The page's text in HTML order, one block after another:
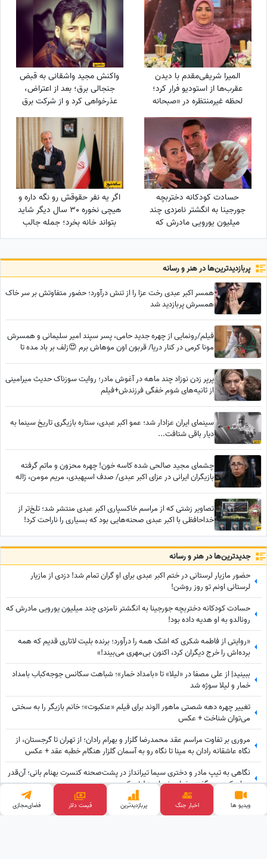
نکن + ویدئو
المیرا شریفی‌مقدم با دیدن
عقرب‌ها از استودیو فرار کرد؛
لحظه غیرمنتظره در «صبحانه
ایرانی» + ویدئو
واکنش مجید واشقانی به قبض
جنجالی برق؛ بعد از اعتراض،
عذرخواهی کرد و از شرکت برق
تشکر کرد
حسادت کودکانه دختربچه
جورجینا به انگشتر نامزدی چند
میلیون یورویی مادرش که
رونالدو به او هدیه داده بود!
اگر یه نفر حقوقش رو نگه داره و
هیچی نخوره 30 سال دیگر شاید
بتواند خانه بخرد؛ جمله جالب
پزشکیان که بار دیگر دست به
پربازدید‌ترین‌ها در هنر و رسانه
همسر اکبر عبدی رخت عزا را از تنش درآورد؛ حضور متفاوتش بر سر خاک
همسرش پربازدید شد
فیلم/رونمایی از چهره جدید حامی، پسر سپند امیر سلیمانی و همسرش
مونا کرمی در کنار دریا/ قربون اون موهاش برم 😍زلف بر باد مده تا
پرپر زدن نوزاد چند ماهه در آغوش مادر؛ روایت سوزناک حدیث میرامینی
از ثانیه‌های شوم خفگی فرزندش+فیلم
سینمای ایران عزادار شد؛ عمو اکبر عبدی، ستاره بازیگری تاریخ سینما به
دیار باقی شتافت...
چشمای مجید صالحی شده کاسه خون! چهره محزون و ماتم گرفته
بازیگران ایرانی در عزای اکبر عبدی/ صدف اسپهبدی، مریم مومن، ژاله
تصاویر زشتی که از مراسم خاکسپاری اکبر عبدی منتشر شد؛ تلخ‌تر از
خداحافظی با اکبر عبدی صحنه‌هایی بود که بسیاری را ناراحت کرد!
جدید‌ترین‌ها در هنر و رسانه
حضور مازیار لرستانی در ختم اکبر عبدی برای او گران تمام شد! دزدی از مازیار
لرستانی اونم تو روز روشن!
حسادت کودکانه دختربچه جورجینا به انگشتر نامزدی چند میلیون یورویی مادرش که
رونالدو به او هدیه داده بود!
«روایتی از فاطمه شکری که اشک همه را درآورد؛ برنده بلیت لاتاری قدیم که همه
برده‌اش را خرج دیگران کرد، اکنون بی‌مهری می‌بیند!»
ببینید| از علی مصفا در «لیلا» تا «بامداد خمار»؛ شباهت سکانس جوجه‌کباب بامداد
خمار و لیلا سوژه شد
تغییر چهره دهه شصتی ماهور الوند برای فیلم «عنکبوت»؛ خانم بازیگر را به سختی
می‌توان شناخت + عکس
مروری بر تفاوت مراسم عقد محمدرضا گلزار و بهرام رادان؛ از تهران تا گرجستان، از
نگاه عاشقانه رادان به مینا تا نگاه رو به آسمان گلزار هنگام خطبه عقد + عکس
نگاهی به تیپ مادر و دختری سیما تیرانداز در پشت‌صحنه کنسرت بهنام بانی؛ آن‌قدر
جوان که همه گفتند خواهرش است! + عکس
نگاهی به پنت‌هاوس لوکس ایلیا کیوان، بازیگر «شغال»؛ از ویوی ابدی فرشته تا
بولداگ دوست‌داشتنی و دکوراسیون چشم‌نواز
ویدیو ها اخبار جنگ پربازدید‌ترین قیمت دلار فضای‌مجازی